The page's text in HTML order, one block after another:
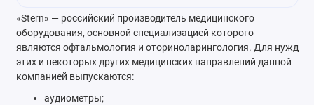
«Stern» — российский производитель медицинского
оборудования, основной специализацией которого
являются офтальмология и оториноларингология. Для нужд
этих и некоторых других медицинских направлений данной
компанией выпускаются:
аудиометры;